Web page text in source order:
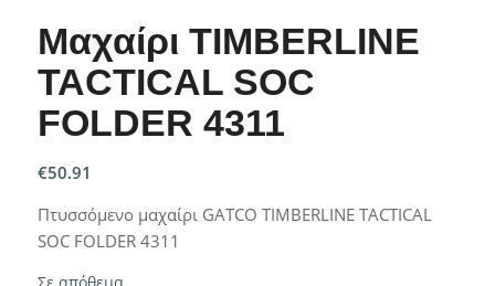
Μαχαίρι TIMBERLINE
TACTICAL SOC
FOLDER 4311
€50.91
Πτυσσόμενο μαχαίρι GATCO TIMBERLINE TACTICAL
SOC FOLDER 4311